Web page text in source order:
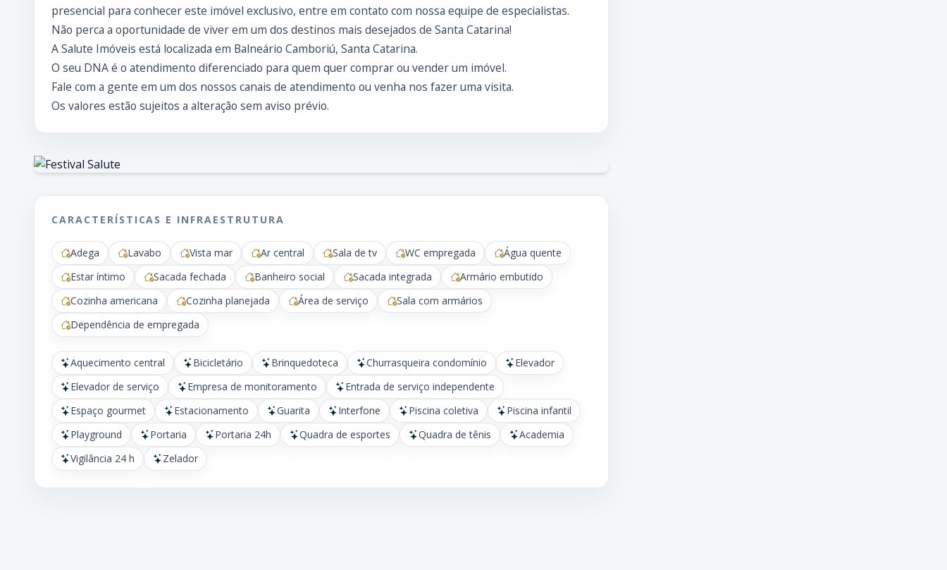
presencial para conhecer este imóvel exclusivo, entre em contato com nossa equipe de especialistas.
Não perca a oportunidade de viver em um dos destinos mais desejados de Santa Catarina!
A Salute Imóveis está localizada em Balneário Camboriú, Santa Catarina.
O seu DNA é o atendimento diferenciado para quem quer comprar ou vender um imóvel.
Fale com a gente em um dos nossos canais de atendimento ou venha nos fazer uma visita.
Os valores estão sujeitos a alteração sem aviso prévio.
CARACTERÍSTICAS E INFRAESTRUTURA
Adega Lavabo Vista mar Ar central Sala de tv WC empregada
Água quente
Estar íntimo
Sacada fechada Banheiro social Sacada integrada
Armário embutido
Cozinha americana
Cozinha planejada Área de serviço
Sala com armários
Dependência de empregada
Aquecimento central Bicicletário Brinquedoteca Churrasqueira condomínio
Elevador
Elevador de serviço
Empresa de monitoramento
Entrada de serviço independente
Espaço gourmet
Estacionamento Guarita Interfone Piscina coletiva
Piscina infantil
Playground
Portaria Portaria 24h Quadra de esportes Quadra de tênis
Academia
Vigilância 24 h
Zelador